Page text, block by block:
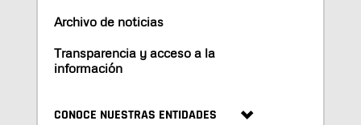
Archivo de noticias
Transparencia y acceso a la
información
CONOCE NUESTRAS ENTIDADES